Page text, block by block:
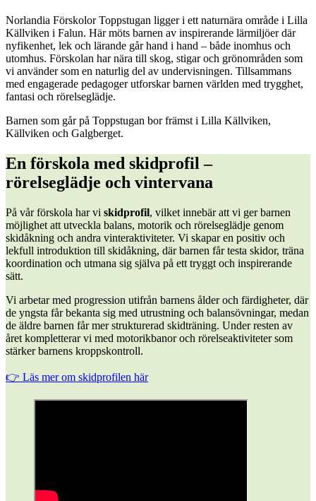
Norlandia Förskolor Toppstugan ligger i ett naturnära område i Lilla
Källviken i Falun. Här möts barnen av inspirerande lärmiljöer där
nyfikenhet, lek och lärande går hand i hand – både inomhus och
utomhus. Förskolan har nära till skog, stigar och grönområden som
vi använder som en naturlig del av undervisningen. Tillsammans
med engagerade pedagoger utforskar barnen världen med trygghet,
fantasi och rörelseglädje.
Barnen som går på Toppstugan bor främst i Lilla Källviken,
Källviken och Galgberget.
En förskola med skidprofil –
rörelseglädje och vintervana
På vår förskola har vi skidprofil, vilket innebär att vi ger barnen
möjlighet att utveckla balans, motorik och rörelseglädje genom
skidåkning och andra vinteraktiviteter. Vi skapar en positiv och
lekfull introduktion till skidåkning, där barnen får testa skidor, träna
koordination och utmana sig själva på ett tryggt och inspirerande
sätt.
Vi arbetar med progression utifrån barnens ålder och färdigheter, där
de yngsta får bekanta sig med utrustning och balansövningar, medan
de äldre barnen får mer strukturerad skidträning. Under resten av
året kompletterar vi med motorikbanor och rörelseaktiviteter som
stärker barnens kroppskontroll.
👉 Läs mer om skidprofilen här